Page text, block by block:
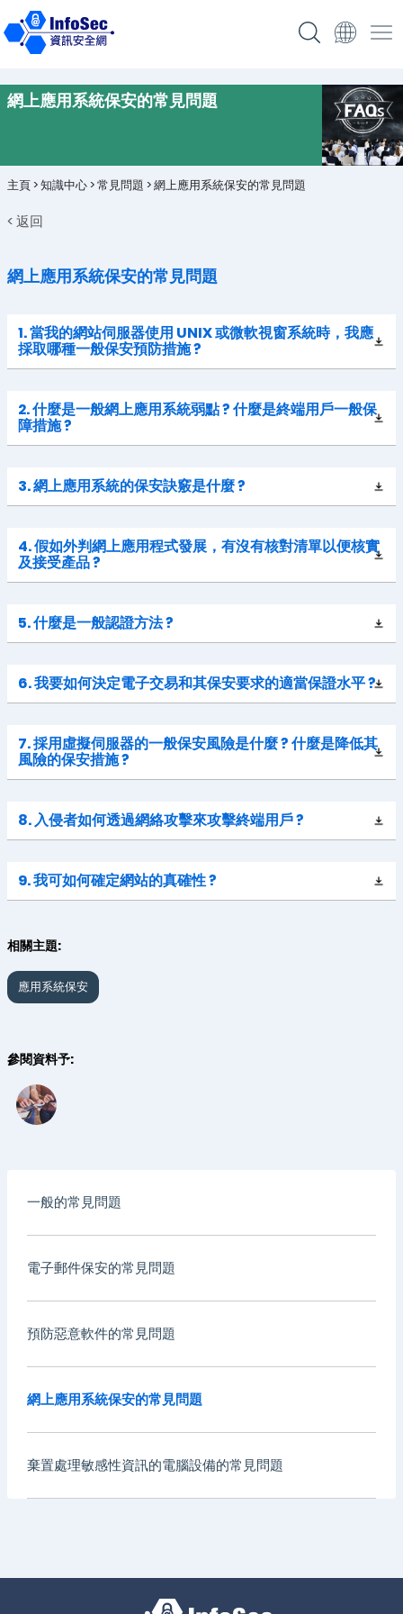
網上應用系統保安的常見問題
主頁>知識中心>常見問題 >網上應用系統保安的常見問題
< 返回
一般的常見問題
電子郵件保安的常見問題
預防惡意軟件的常見問題
網上應用系統保安的常見問題
棄置處理敏感性資訊的電腦設備的常見問題
網上應用系統保安的常見問題
1. 當我的網站伺服器使用 UNIX 或微軟視窗系統時，我應
採取哪種一般保安預防措施 ?
2. 什麼是一般網上應用系統弱點 ? 什麼是終端用戶一般保
障措施 ?
3. 網上應用系統的保安訣竅是什麼 ?
4. 假如外判網上應用程式發展，有沒有核對清單以便核實
及接受產品 ?
5. 什麼是一般認證方法 ?
6. 我要如何決定電子交易和其保安要求的適當保證水平 ?
7. 採用虛擬伺服器的一般保安風險是什麼 ? 什麼是降低其
風險的保安措施 ?
8. 入侵者如何透過網絡攻擊來攻擊終端用戶 ?
9. 我可如何確定網站的真確性 ?
相關主題:
應用系統保安
參閱資料予: